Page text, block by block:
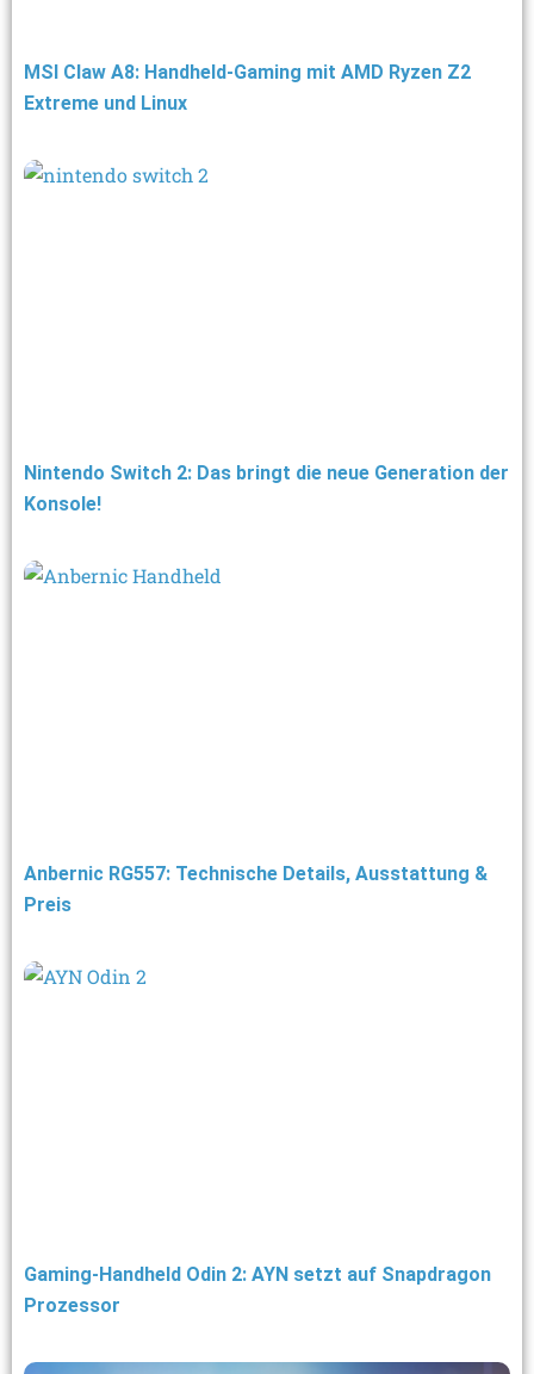
MSI Claw A8: Handheld-Gaming mit AMD Ryzen Z2
Extreme und Linux
Nintendo Switch 2: Das bringt die neue Generation der
Konsole!
Anbernic RG557: Technische Details, Ausstattung &
Preis
Gaming-Handheld Odin 2: AYN setzt auf Snapdragon
Prozessor